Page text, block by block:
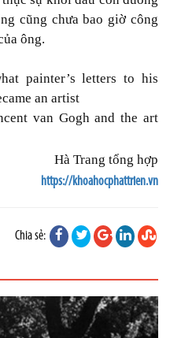
cũng chưa bao giờ công
ông.
painter’s letters to his
an artist
van Gogh and the art
Hà Trang tổng hợp
https://khoahocphattrien.vn
Chia sẻ: